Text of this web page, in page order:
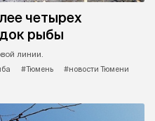
четырех
рыбы
линии.
#Тюмень
#новости Тюмени